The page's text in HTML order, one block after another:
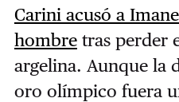
Carini acusó a
hombretras perder
argelina. Aunque la
oro olímpico fuera